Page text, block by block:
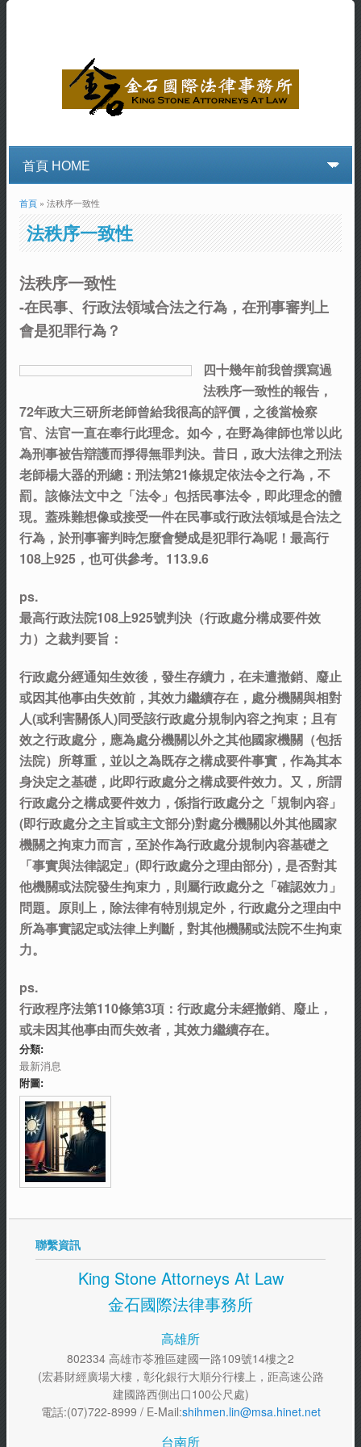
您在這裡
首頁» 法秩序一致性
法秩序一致性
法秩序一致性
-在民事、行政法領域合法之行為，在刑事審判上
會是犯罪行為？
四十幾年前我曾撰寫過
法秩序一致性的報告，
72年政大三研所老師曾給我很高的評價，之後當檢察
官、法官一直在奉行此理念。如今，在野為律師也常以此
為刑事被告辯護而掙得無罪判決。昔日，政大法律之刑法
老師楊大器的刑總：刑法第21條規定依法令之行為，不
罰。該條法文中之「法令」包括民事法令，即此理念的體
現。蓋殊難想像或接受一件在民事或行政法領域是合法之
行為，於刑事審判時怎麼會變成是犯罪行為呢！最高行
108上925，也可供參考。113.9.6
ps.
最高行政法院108上925號判決（行政處分構成要件效
力）之裁判要旨：
行政處分經通知生效後，發生存續力，在未遭撤銷、廢止
或因其他事由失效前，其效力繼續存在，處分機關與相對
人(或利害關係人)同受該行政處分規制內容之拘束；且有
效之行政處分，應為處分機關以外之其他國家機關（包括
法院）所尊重，並以之為既存之構成要件事實，作為其本
身決定之基礎，此即行政處分之構成要件效力。又，所謂
行政處分之構成要件效力，係指行政處分之「規制內容」
(即行政處分之主旨或主文部分)對處分機關以外其他國家
機關之拘束力而言，至於作為行政處分規制內容基礎之
「事實與法律認定」(即行政處分之理由部分)，是否對其
他機關或法院發生拘束力，則屬行政處分之「確認效力」
問題。原則上，除法律有特別規定外，行政處分之理由中
所為事實認定或法律上判斷，對其他機關或法院不生拘束
力。
ps.
行政程序法第110條第3項：行政處分未經撤銷、廢止，
或未因其他事由而失效者，其效力繼續存在。
分類:
最新消息
附圖:
聯繫資訊
King Stone Attorneys At Law
金石國際法律事務所
高雄所
802334 高雄市苓雅區建國一路109號14樓之2
(宏碁財經廣場大樓，彰化銀行大順分行樓上，距高速公路
建國路西側出口100公尺處)
電話:(07)722-8999 / E-Mail:shihmen.lin@msa.hinet.net
台南所